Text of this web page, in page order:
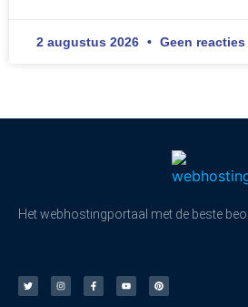
2 augustus 2026 Geen reacties
Het webhostingportaal met de beste